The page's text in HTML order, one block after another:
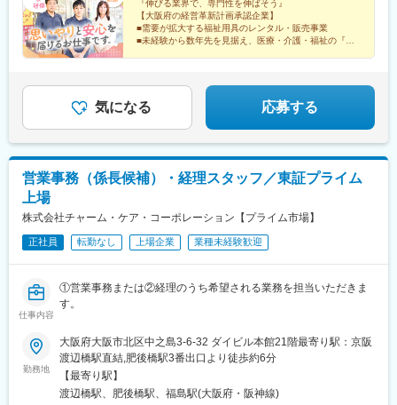
『伸びる業界で、専門性を伸ばそう』
【大阪府の経営革新計画承認企業】
■需要が拡大する福祉用具のレンタル・販売事業
■未経験から数年先を見据え、医療・介護・福祉の『専
気になる 応募する
営業事務（係長候補）・経理スタッフ／東証プライム
上場
株式会社チャーム・ケア・コーポレーション【プライム市場】
正社員 転勤なし 上場企業 業種未経験歓迎
仕事内容
①営業事務または②経理のうち希望される業務を担当いただきま
す。
勤務地
大阪府大阪市北区中之島3-6-32 ダイビル本館21階最寄り駅：京阪
渡辺橋駅直結,肥後橋駅3番出口より徒歩約6分
【最寄り駅】
渡辺橋駅、肥後橋駅、福島駅(大阪府・阪神線)